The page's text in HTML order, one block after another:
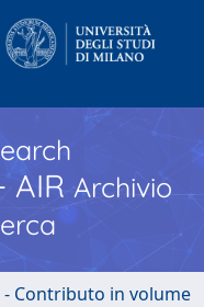
AIR Archivio
- Contributo in volume